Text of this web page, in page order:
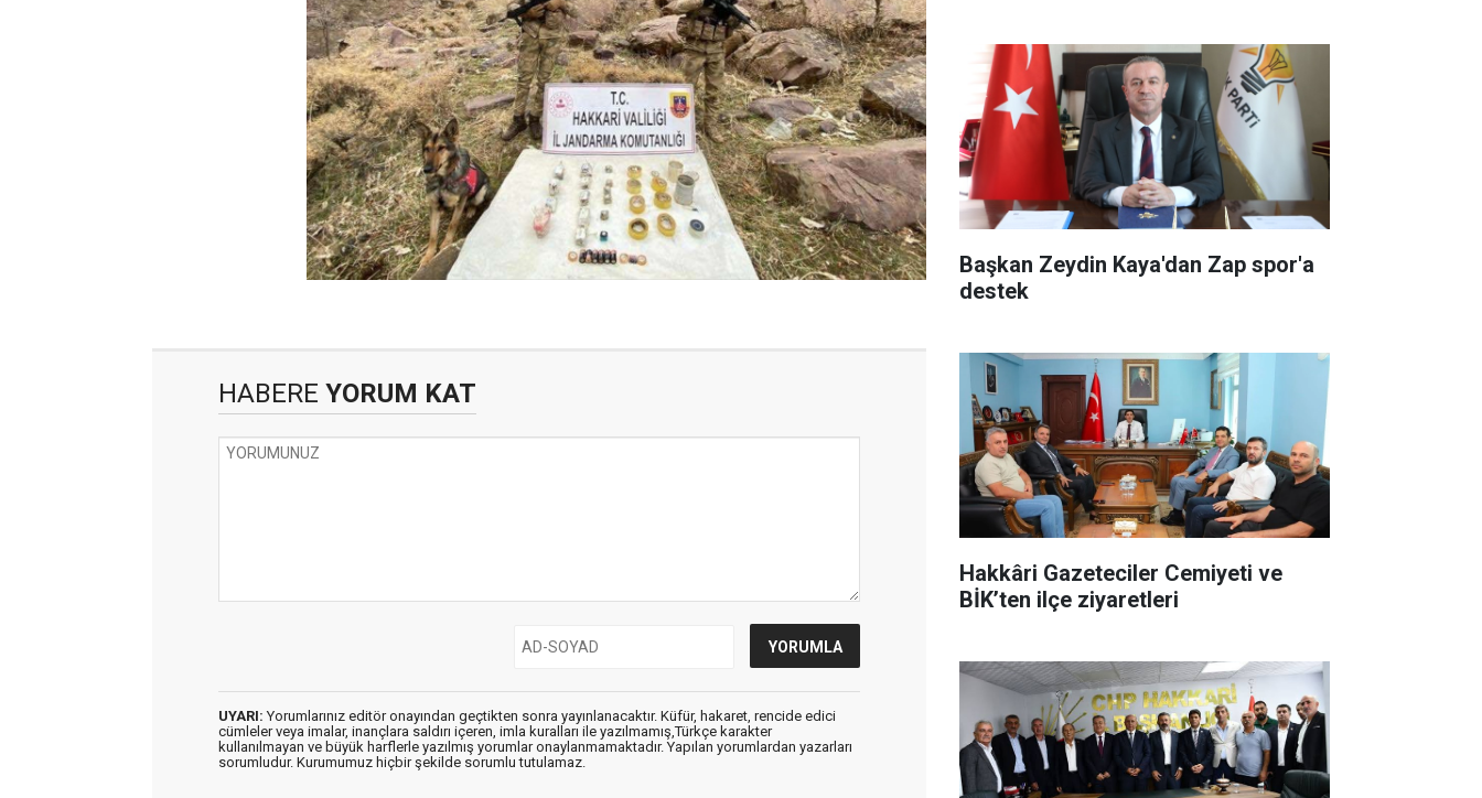
HABERE YORUM KAT
UYARI: Yorumlarınız editör onayından geçtikten sonra yayınlanacaktır. Küfür, hakaret, rencide edici
cümleler veya imalar, inançlara saldırı içeren, imla kuralları ile yazılmamış,Türkçe karakter
kullanılmayan ve büyük harflerle yazılmış yorumlar onaylanmamaktadır. Yapılan yorumlardan yazarları
sorumludur. Kurumumuz hiçbir şekilde sorumlu tutulamaz.
Başkan Zeydin Kaya'dan Zap spor'a
destek
Hakkâri Gazeteciler Cemiyeti ve
BİK’ten ilçe ziyaretleri